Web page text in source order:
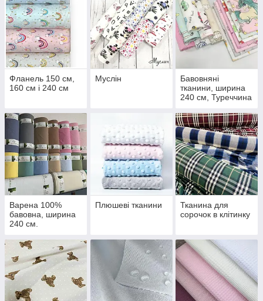
Фланель 150 см,
160 см і 240 см
Муслін
Бавовняні
тканини, ширина
240 см, Туреччина
сатин, поплін з
малюнком)
Варена 100%
бавовна, ширина
240 см.
Плюшеві тканини
Тканина для
сорочок в клітинку